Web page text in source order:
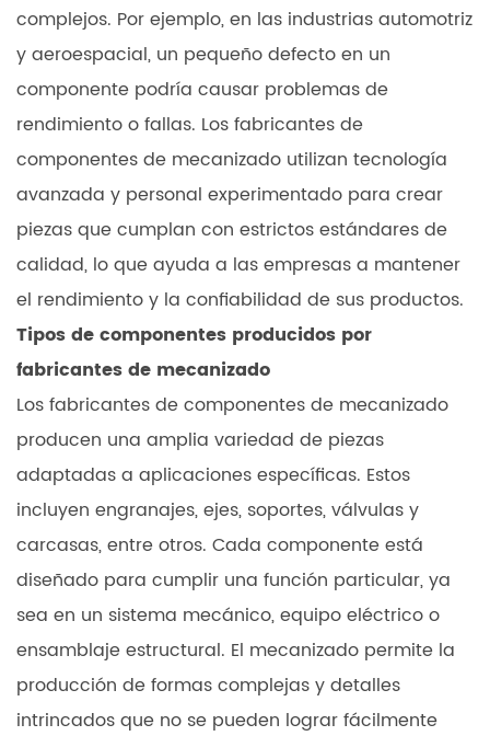
complejos. Por ejemplo, en las industrias automotriz
y aeroespacial, un pequeño defecto en un
componente podría causar problemas de
rendimiento o fallas. Los fabricantes de
componentes de mecanizado utilizan tecnología
avanzada y personal experimentado para crear
piezas que cumplan con estrictos estándares de
calidad, lo que ayuda a las empresas a mantener
el rendimiento y la confiabilidad de sus productos.
Tipos de componentes producidos por
fabricantes de mecanizado
Los fabricantes de componentes de mecanizado
producen una amplia variedad de piezas
adaptadas a aplicaciones específicas. Estos
incluyen engranajes, ejes, soportes, válvulas y
carcasas, entre otros. Cada componente está
diseñado para cumplir una función particular, ya
sea en un sistema mecánico, equipo eléctrico o
ensamblaje estructural. El mecanizado permite la
producción de formas complejas y detalles
intrincados que no se pueden lograr fácilmente